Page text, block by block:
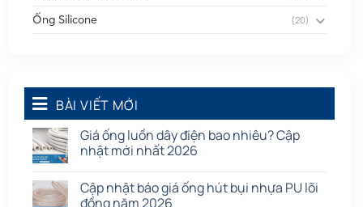
Ống Silicone (20)
Quạt dân dụng
Tấm cao su
BÀI VIẾT MỚI
Giá ống luồn dây điện bao nhiêu? Cập
nhật mới nhất 2026
Cập nhật báo giá ống hút bụi nhựa PU lõi
đồng năm 2026